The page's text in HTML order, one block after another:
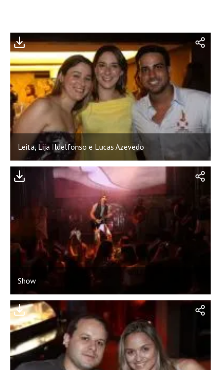
Leita, Lija Ildelfonso e Lucas Azevedo
Show